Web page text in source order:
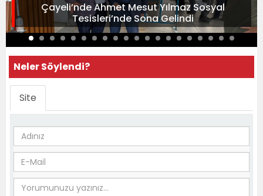
Çayeli’nde Ahmet Mesut Yılmaz Sosyal
Tesisleri’nde Sona Gelindi
Neler Söylendi?
Site